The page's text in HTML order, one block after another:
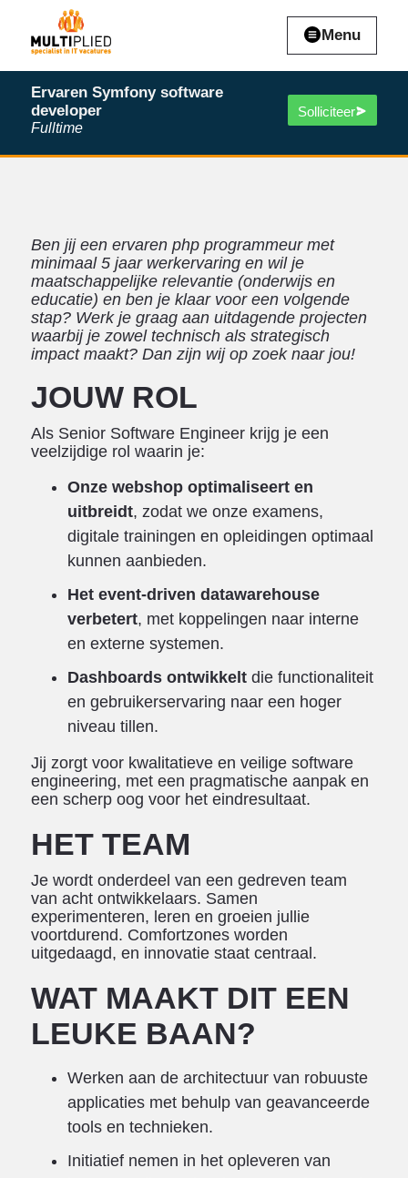
Menu
Ervaren Symfony software
developer
Fulltime
Solliciteer
Ben jij een ervaren php programmeur met
minimaal 5 jaar werkervaring en wil je
maatschappelijke relevantie (onderwijs en
educatie) en ben je klaar voor een volgende
stap? Werk je graag aan uitdagende projecten
waarbij je zowel technisch als strategisch
impact maakt? Dan zijn wij op zoek naar jou!
JOUW ROL
Als Senior Software Engineer krijg je een
veelzijdige rol waarin je:
Onze webshop optimaliseert en
uitbreidt, zodat we onze examens,
digitale trainingen en opleidingen optimaal
kunnen aanbieden.
Het event-driven datawarehouse
verbetert, met koppelingen naar interne
en externe systemen.
Dashboards ontwikkeltdie functionaliteit
en gebruikerservaring naar een hoger
niveau tillen.
Jij zorgt voor kwalitatieve en veilige software
engineering, met een pragmatische aanpak en
een scherp oog voor het eindresultaat.
HET TEAM
Je wordt onderdeel van een gedreven team
van acht ontwikkelaars. Samen
experimenteren, leren en groeien jullie
voortdurend. Comfortzones worden
uitgedaagd, en innovatie staat centraal.
WAT MAAKT DIT EEN
LEUKE BAAN?
Werken aan de architectuur van robuuste
applicaties met behulp van geavanceerde
tools en technieken.
Initiatief nemen in het opleveren van